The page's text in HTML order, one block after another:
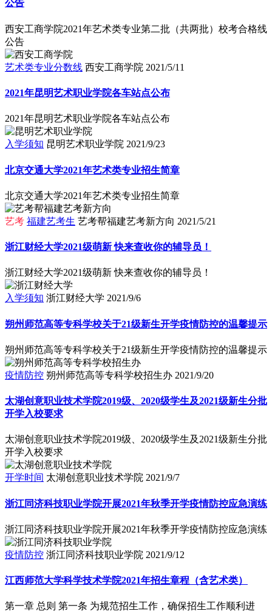
西安工商学院2021年艺术类专业第二批（共两批）校考合格线
公告
艺术类专业分数线 西安工商学院 2021/5/11
2021年昆明艺术职业学院各车站点公布
2021年昆明艺术职业学院各车站点公布
入学须知 昆明艺术职业学院 2021/9/23
北京交通大学2021年艺术类专业招生简章
北京交通大学2021年艺术类专业招生简章
艺考 福建艺考生 艺考帮福建艺考新方向 2021/5/21
浙江财经大学2021级萌新 快来查收你的辅导员！
浙江财经大学2021级萌新 快来查收你的辅导员！
入学须知 浙江财经大学 2021/9/6
朔州师范高等专科学校关于21级新生开学疫情防控的温馨提示
朔州师范高等专科学校关于21级新生开学疫情防控的温馨提示
疫情防控 朔州师范高等专科学校招生办 2021/9/20
太湖创意职业技术学院2019级、2020级学生及2021级新生分批
开学入校要求
太湖创意职业技术学院2019级、2020级学生及2021级新生分批
开学入校要求
开学时间 太湖创意职业技术学院 2021/9/7
浙江同济科技职业学院开展2021年秋季开学疫情防控应急演练
浙江同济科技职业学院开展2021年秋季开学疫情防控应急演练
疫情防控 浙江同济科技职业学院 2021/9/12
江西师范大学科学技术学院2021年招生章程（含艺术类）
第一章 总则 第一条 为规范招生工作，确保招生工作顺利进